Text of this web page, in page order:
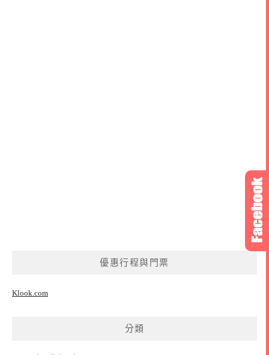
優惠行程與門票
Klook.com
分類